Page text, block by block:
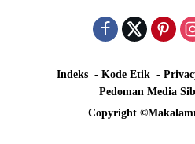
Indeks Kode Etik
Pedoman Media
Copyright